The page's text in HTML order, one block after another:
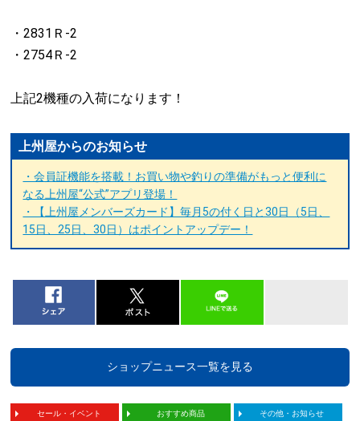
・2831Ｒ-2
・2754Ｒ-2
上記2機種の入荷になります！
上州屋からのお知らせ
・会員証機能を搭載！お買い物や釣りの準備がもっと便利に
なる上州屋“公式”アプリ登場！
・【上州屋メンバーズカード】毎月5の付く日と30日（5日、
15日、25日、30日）はポイントアップデー！
ショップニュース一覧を見る
セール・イベント おすすめ商品 その他・お知らせ